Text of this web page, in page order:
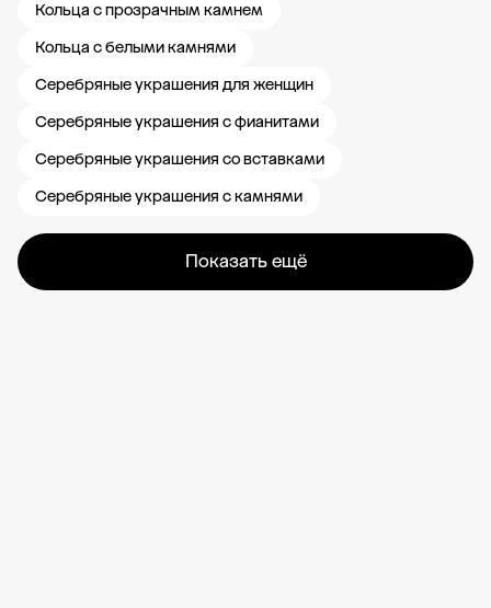
Кольца с прозрачным камнем
Кольца с белыми камнями
Серебряные украшения для женщин
Серебряные украшения с фианитами
Серебряные украшения со вставками
Серебряные украшения с камнями
Показать ещё